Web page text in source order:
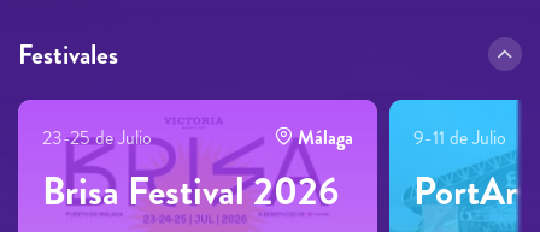
Festivales
23-25 de Julio Málaga
Brisa Festival 2026
9-11 de Julio